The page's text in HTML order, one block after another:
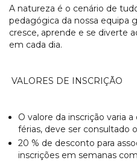
A natureza é o cenário de
pedagógica da nossa equipa
cresce, aprende e se diverte
em cada dia.
VALORES DE INSCRIÇÃO
O valore da inscrição varia
férias, deve ser consultado
20 % de desconto para
inscrições em semanas